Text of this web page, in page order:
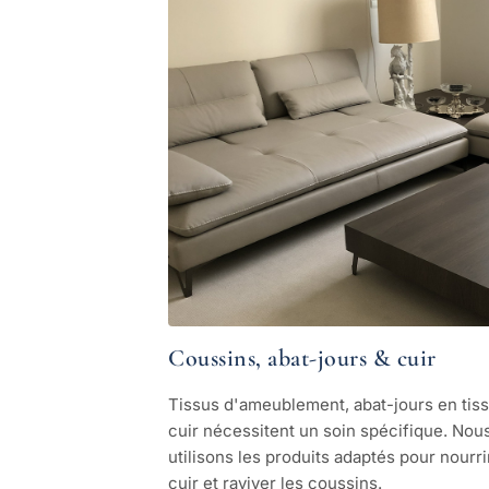
Coussins, abat-jours & cuir
Tissus d'ameublement, abat-jours en
cuir nécessitent un soin spécifique.
utilisons les produits adaptés pour
cuir et raviver les coussins.